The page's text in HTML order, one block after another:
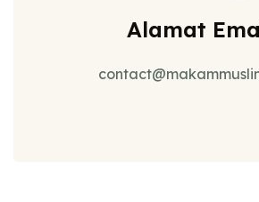
Alamat